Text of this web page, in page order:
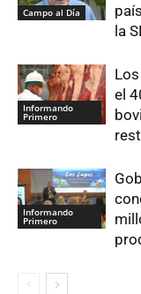
Campo al Día
la
Informando
Primero
el
Informando
Primero